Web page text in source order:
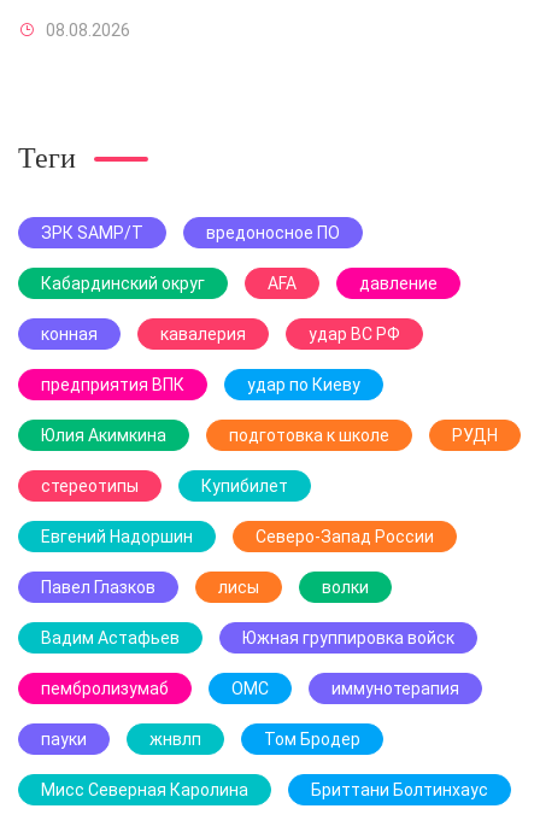
08.08.2026
Теги
ЗРК SAMP/T вредоносное ПО
Кабардинский округ AFA давление
конная кавалерия удар ВС РФ
предприятия ВПК удар по Киеву
Юлия Акимкина подготовка к школе РУДН
стереотипы Купибилет
Евгений Надоршин Северо-Запад России
Павел Глазков лисы волки
Вадим Астафьев Южная группировка войск
пембролизумаб ОМС иммунотерапия
пауки жнвлп Том Бродер
Мисс Северная Каролина Бриттани Болтинхаус